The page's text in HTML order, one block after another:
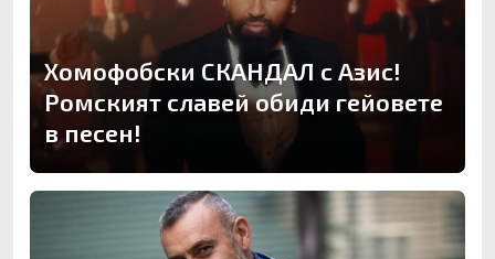
Хомофобски СКАНДАЛ с Азис!
Ромският славей обиди гейовете
в песен!